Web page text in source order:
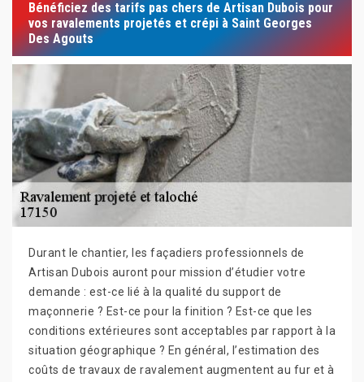
Bénéficiez des tarifs pas chers de Artisan Dubois pour
vos ravalements projetés et crépi à Saint Georges
Des Agouts
Durant le chantier, les façadiers professionnels de
Artisan Dubois auront pour mission d’étudier votre
demande : est-ce lié à la qualité du support de
maçonnerie ? Est-ce pour la finition ? Est-ce que les
conditions extérieures sont acceptables par rapport à la
situation géographique ? En général, l’estimation des
coûts de travaux de ravalement augmentent au fur et à